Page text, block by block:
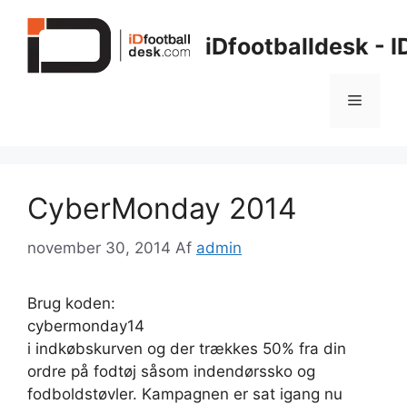
iDfootballdesk -
Menu
CyberMonday 2014
november 30, 2014 Af admin
Brug koden:
cybermonday14
i indkøbskurven og der trækkes 50% fra din
ordre på fodtøj såsom indendørssko og
fodboldstøvler. Kampagnen er sat igang nu